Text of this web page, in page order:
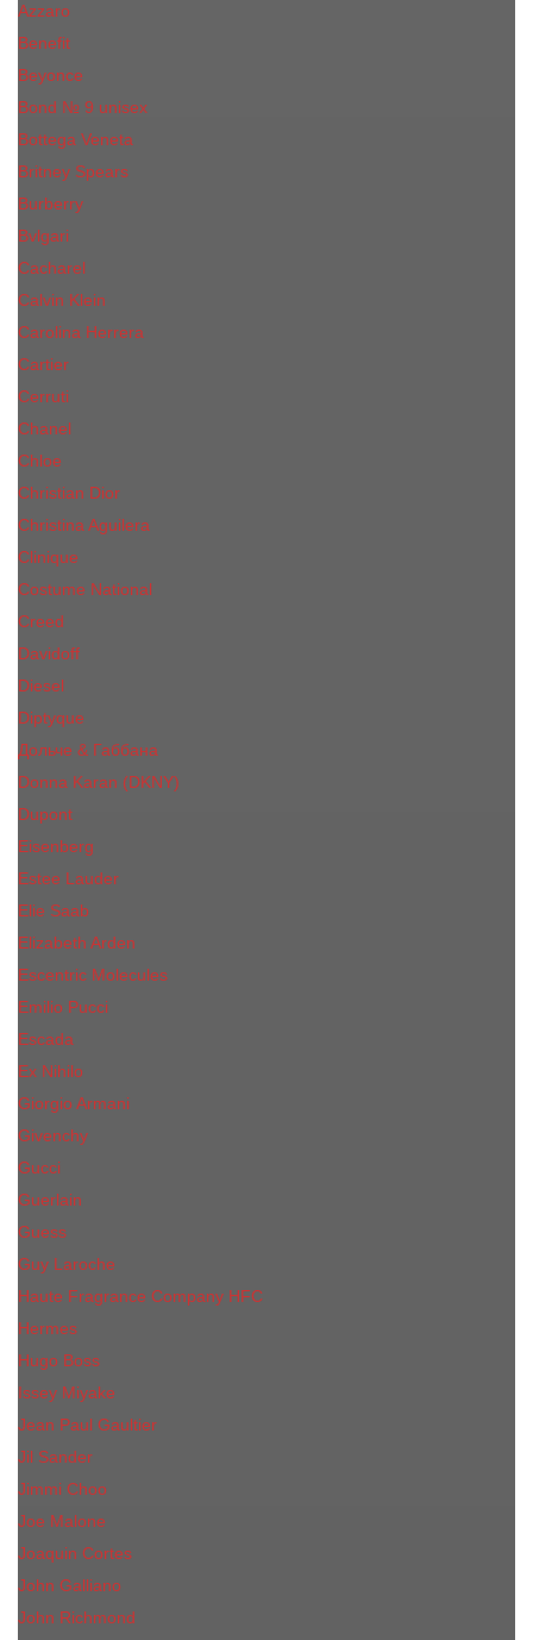
Azzaro
Benefit
Beyonce
Bond № 9 unisex
Bottega Veneta
Britney Spears
Burberry
Bvlgari
Cacharel
Calvin Klein
Carolina Herrera
Cartier
Cerruti
Сhanеl
Chloe
Christian Dior
Christina Aguilera
Сliniquе
Costume National
Creed
Davidoff
Diesel
Diptyque
Дольче & Габбана
Donna Karan (DKNY)
Dupont
Eisenberg
Еsteе Lаudеr
Elie Saab
Elizabeth Arden
Escentric Molecules
Emilio Pucci
Escada
Ex Nihilo
Giorgio Armani
Givenchy
Gucci
Guerlain
Guess
Guy Laroche
Haute Fragrance Company HFC
Hermes
Hugo Boss
Issey Miyake
Jean Paul Gaultier
Jil Sander
Jimmi Choo
Jое Malоnе
Joaquin Cortes
John Galliano
John Richmond